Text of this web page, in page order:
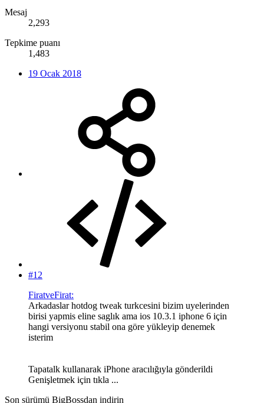
Mesaj
2,293
Tepkime puanı
1,483
19 Ocak 2018
#12
FiratveFirat:
Arkadaslar hotdog tweak turkcesini bizim uyelerinden
birisi yapmis eline saglık ama ios 10.3.1 iphone 6 için
hangi versiyonu stabil ona göre yükleyip denemek
isterim
Tapatalk kullanarak iPhone aracılığıyla gönderildi
Genişletmek için tıkla ...
Son sürümü BigBossdan indirin